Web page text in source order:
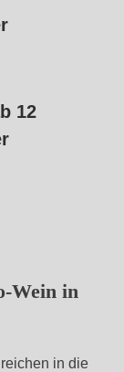
12
Wein in
in die